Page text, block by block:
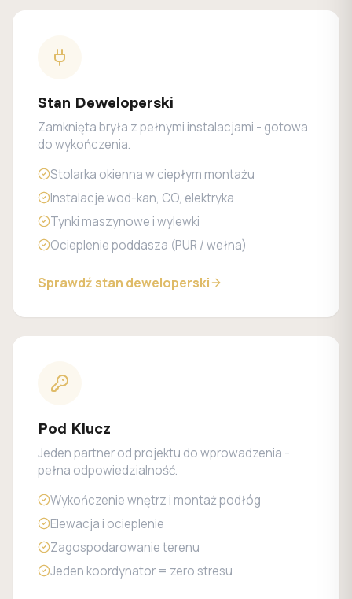
Stan Deweloperski
Zamknięta bryła z pełnymi instalacjami - gotowa
do wykończenia.
Stolarka okienna w ciepłym montażu
Instalacje wod-kan, CO, elektryka
Tynki maszynowe i wylewki
Ocieplenie poddasza (PUR / wełna)
Sprawdź stan deweloperski
Pod Klucz
Jeden partner od projektu do wprowadzenia -
pełna odpowiedzialność.
Wykończenie wnętrz i montaż podłóg
Elewacja i ocieplenie
Zagospodarowanie terenu
Jeden koordynator = zero stresu